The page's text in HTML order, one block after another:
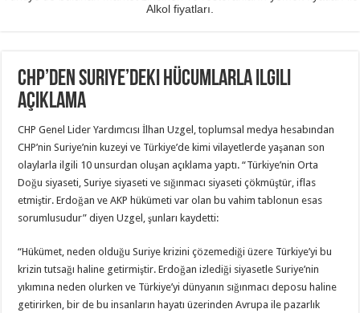
Alkol fiyatları.
CHP’den Suriye’deki hücumlarla ilgili
açıklama
CHP Genel Lider Yardımcısı İlhan Uzgel, toplumsal medya hesabından
CHP’nin Suriye’nin kuzeyi ve Türkiye’de kimi vilayetlerde yaşanan son
olaylarla ilgili 10 unsurdan oluşan açıklama yaptı. “Türkiye’nin Orta
Doğu siyaseti, Suriye siyaseti ve sığınmacı siyaseti çökmüştür, iflas
etmiştir. Erdoğan ve AKP hükümeti var olan bu vahim tablonun esas
sorumlusudur” diyen Uzgel, şunları kaydetti:
“Hükümet, neden olduğu Suriye krizini çözemediği üzere Türkiye’yi bu
krizin tutsağı haline getirmiştir. Erdoğan izlediği siyasetle Suriye’nin
yıkımına neden olurken ve Türkiye’yi dünyanın sığınmacı deposu haline
getirirken, bir de bu insanların hayatı üzerinden Avrupa ile pazarlık